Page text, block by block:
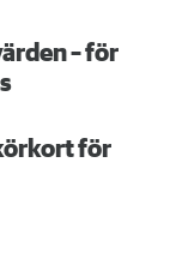
– för
för